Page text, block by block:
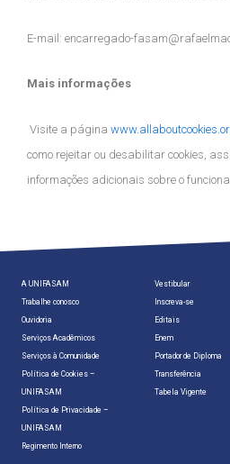
E-mail: encarregado-
Mais informações
Visite a página
como rejeitar ou desabilitar cookies,
informações adicionais sobre o
A UNIFASAM
Trabalhe conosco
Ouvidoria
Serviços Acadêmicos
Serviços à Comunidade
Política de Cookies –
UNIFASAM
Política de Privacidade –
UNIFASAM
Regimento Interno
Vestibular
Inscreva-se
Editais
Enem
Portador de Diploma
Transferência
Tabela Vigente